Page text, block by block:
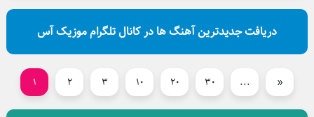
دریافت جدیدترین آهنگ ها در کانال تلگرام موزیک آس
1 2 3 10 20 30 ... «